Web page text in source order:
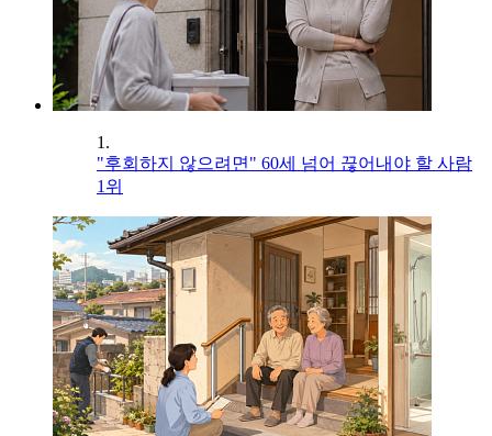
1.
"후회하지 않으려면" 60세 넘어 끊어내야 할 사람
1위